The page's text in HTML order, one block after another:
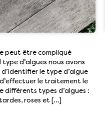
peut être compliqué
type d’algues nous avons
le type d’algue
le traitement le
différents types d’algues :
roses et […]